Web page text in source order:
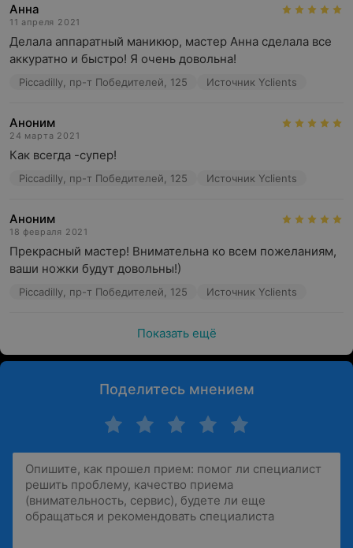
Анна
11 апреля 2021
Делала аппаратный маникюр, мастер Анна сделала все
аккуратно и быстро! Я очень довольна!
Piccadilly, пр-т Победителей, 125 Источник Yclients
Аноним
24 марта 2021
Как всегда -супер!
Piccadilly, пр-т Победителей, 125 Источник Yclients
Аноним
18 февраля 2021
Прекрасный мастер! Внимательна ко всем пожеланиям,
ваши ножки будут довольны!)
Piccadilly, пр-т Победителей, 125 Источник Yclients
Показать ещё
Поделитесь мнением